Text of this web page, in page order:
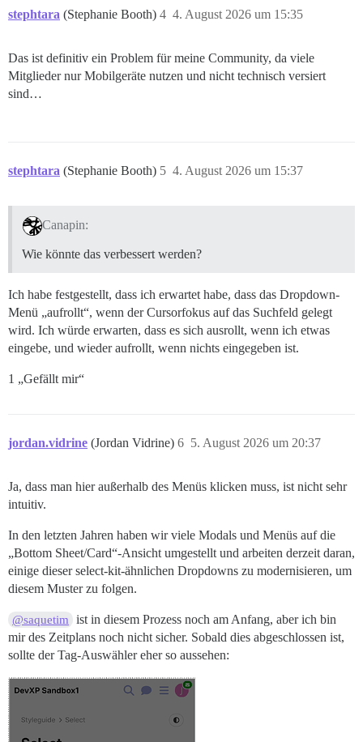
stephtara (Stephanie Booth) 4. August 2026 um 15:35
4
Das ist definitiv ein Problem für meine Community, da viele
Mitglieder nur Mobilgeräte nutzen und nicht technisch versiert
sind…
stephtara (Stephanie Booth) 4. August 2026 um 15:37
5
Canapin:
Wie könnte das verbessert werden?
Ich habe festgestellt, dass ich erwartet habe, dass das Dropdown-
Menü „aufrollt“, wenn der Cursorfokus auf das Suchfeld gelegt
wird. Ich würde erwarten, dass es sich ausrollt, wenn ich etwas
eingebe, und wieder aufrollt, wenn nichts eingegeben ist.
1 „Gefällt mir“
jordan.vidrine (Jordan Vidrine) 5. August 2026 um 20:37
6
Ja, dass man hier außerhalb des Menüs klicken muss, ist nicht sehr
intuitiv.
In den letzten Jahren haben wir viele Modals und Menüs auf die
„Bottom Sheet/Card“-Ansicht umgestellt und arbeiten derzeit daran,
einige dieser select-kit-ähnlichen Dropdowns zu modernisieren, um
diesem Muster zu folgen.
@saquetim
ist in diesem Prozess noch am Anfang, aber ich bin
mir des Zeitplans noch nicht sicher. Sobald dies abgeschlossen ist,
sollte der Tag-Auswähler eher so aussehen: